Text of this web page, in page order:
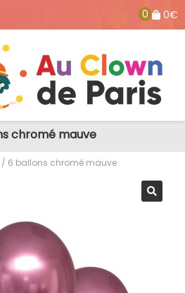
0 0€
chromé mauve
/ 6 ballons chromé mauve